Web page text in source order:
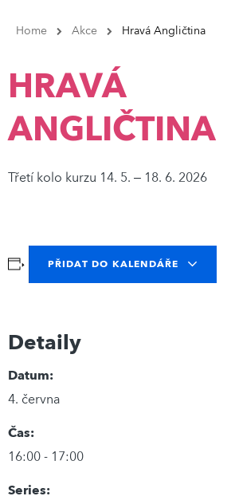
Home Akce Hravá Angličtina
HRAVÁ
ANGLIČTINA
Třetí kolo kurzu 14. 5. – 18. 6. 2026
PŘIDAT DO KALENDÁŘE
Detaily
Datum:
4. června
Čas:
16:00 - 17:00
Series: